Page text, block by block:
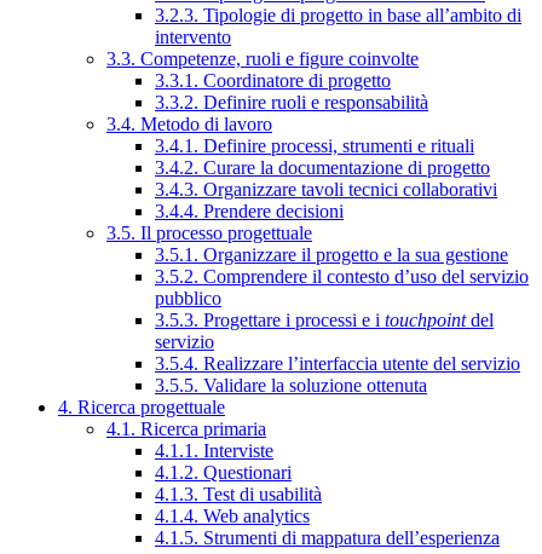
3.2.3. Tipologie di progetto in base all’ambito di
intervento
3.3. Competenze, ruoli e figure coinvolte
3.3.1. Coordinatore di progetto
3.3.2. Definire ruoli e responsabilità
3.4. Metodo di lavoro
3.4.1. Definire processi, strumenti e rituali
3.4.2. Curare la documentazione di progetto
3.4.3. Organizzare tavoli tecnici collaborativi
3.4.4. Prendere decisioni
3.5. Il processo progettuale
3.5.1. Organizzare il progetto e la sua gestione
3.5.2. Comprendere il contesto d’uso del servizio
pubblico
3.5.3. Progettare i processi e i touchpointdel
servizio
3.5.4. Realizzare l’interfaccia utente del servizio
3.5.5. Validare la soluzione ottenuta
4. Ricerca progettuale
4.1. Ricerca primaria
4.1.1. Interviste
4.1.2. Questionari
4.1.3. Test di usabilità
4.1.4. Web analytics
4.1.5. Strumenti di mappatura dell’esperienza